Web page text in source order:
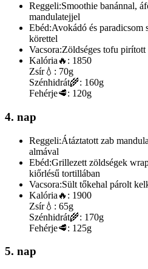
Reggeli:Smoothie banánnal,
mandulatejjel
Ebéd:Avokádó és paradicsom
körettel
Vacsora:Zöldséges tofu pirított
Kalória 🔥: 1850
Zsír💧: 70g
Szénhidrát🌾: 160g
Fehérje🥩: 120g
4. nap
Reggeli:Átáztatott zab
almával
Ebéd:Grillezett zöldségek
kiőrlésű tortillában
Vacsora:Sült tőkehal párolt
Kalória 🔥: 1900
Zsír💧: 65g
Szénhidrát🌾: 170g
Fehérje🥩: 125g
5. nap